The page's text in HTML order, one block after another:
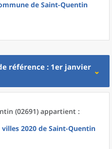
de Saint-Quentin
référence : 1er janvier
(02691) appartient :
2020 de Saint-Quentin